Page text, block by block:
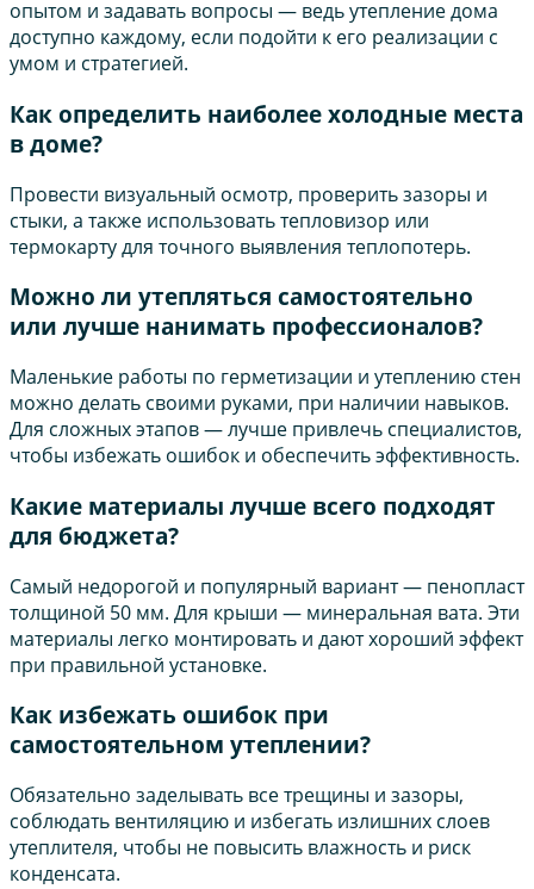
опытом и задавать вопросы — ведь утепление дома
доступно каждому, если подойти к его реализации с
умом и стратегией.
Как определить наиболее холодные места
в доме?
Провести визуальный осмотр, проверить зазоры и
стыки, а также использовать тепловизор или
термокарту для точного выявления теплопотерь.
Можно ли утепляться самостоятельно
или лучше нанимать профессионалов?
Маленькие работы по герметизации и утеплению стен
можно делать своими руками, при наличии навыков.
Для сложных этапов — лучше привлечь специалистов,
чтобы избежать ошибок и обеспечить эффективность.
Какие материалы лучше всего подходят
для бюджета?
Самый недорогой и популярный вариант — пенопласт
толщиной 50 мм. Для крыши — минеральная вата. Эти
материалы легко монтировать и дают хороший эффект
при правильной установке.
Как избежать ошибок при
самостоятельном утеплении?
Обязательно заделывать все трещины и зазоры,
соблюдать вентиляцию и избегать излишних слоев
утеплителя, чтобы не повысить влажность и риск
конденсата.